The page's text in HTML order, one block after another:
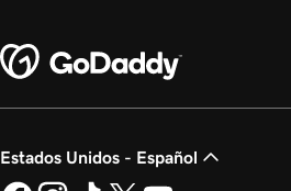
Estados Unidos - Español